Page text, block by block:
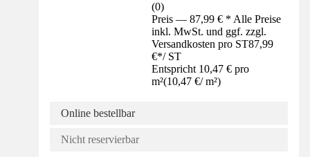
(0)
Preis — 87,99 € * Alle Preise
inkl. MwSt. und ggf. zzgl.
Versandkosten pro ST87,99
€*/ ST
Entspricht 10,47 € pro
m²(10,47 €/ m²)
Online bestellbar
Nicht reservierbar